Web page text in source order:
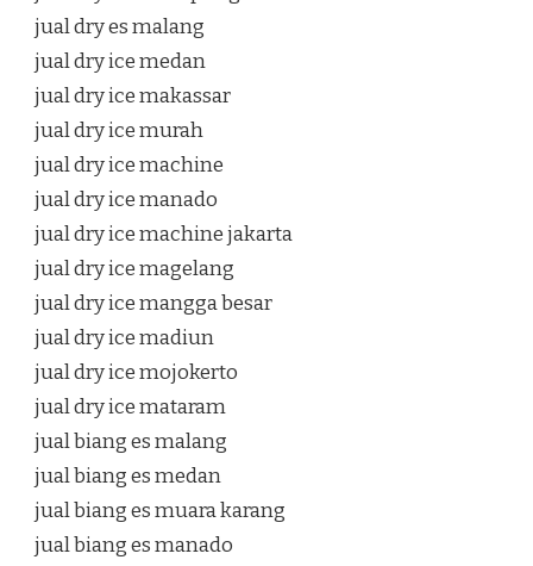
jual dry es malang
jual dry ice medan
jual dry ice makassar
jual dry ice murah
jual dry ice machine
jual dry ice manado
jual dry ice machine jakarta
jual dry ice magelang
jual dry ice mangga besar
jual dry ice madiun
jual dry ice mojokerto
jual dry ice mataram
jual biang es malang
jual biang es medan
jual biang es muara karang
jual biang es manado